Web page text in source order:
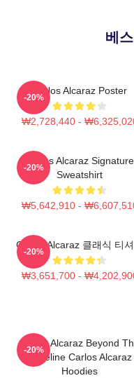
베
Carlos Alcaraz Poster
₩2,728,440 -
-20%
Carlos Alcaraz Signature
Sweatshirt
₩5,642,910 -
-20%
Carlos Alcaraz 클래식 티
₩3,651,700 -
-20%
Carlos Alcaraz Beyond
Baseline Carlos Alcaraz
Hoodies
-20%